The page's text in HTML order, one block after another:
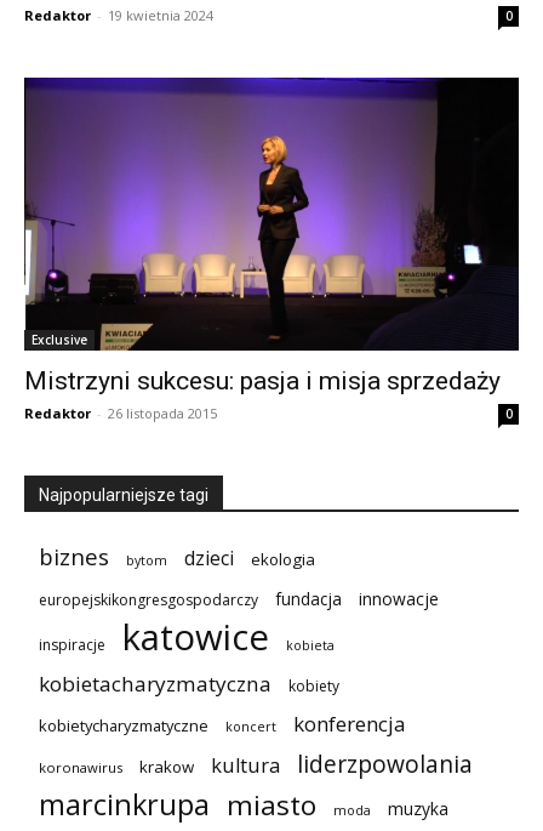
Redaktor - 19 kwietnia 2024 0
Exclusive
Mistrzyni sukcesu: pasja i misja sprzedaży
Redaktor - 26 listopada 2015 0
Najpopularniejsze tagi
biznes bytom dzieci ekologia
europejskikongresgospodarczy fundacja innowacje
inspiracje katowice kobieta
kobietacharyzmatyczna kobiety
kobietycharyzmatyczne koncert konferencja
koronawirus krakow kultura liderzpowolania
marcinkrupa miasto moda muzyka